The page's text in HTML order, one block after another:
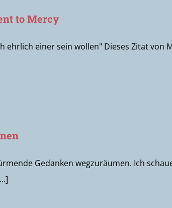
to Mercy
ehrlich einer sein wollen" Dieses Zitat
Gedanken wegzuräumen. Ich